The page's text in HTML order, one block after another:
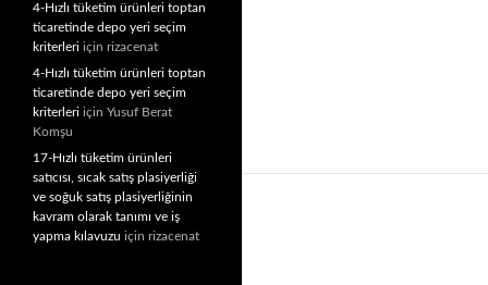
4-Hızlı tüketim ürünleri toptan
ticaretinde depo yeri seçim
kriterleri için rizacenat
4-Hızlı tüketim ürünleri toptan
ticaretinde depo yeri seçim
kriterleri için Yusuf Berat
Komşu
17-Hızlı tüketim ürünleri
satıcısı, sıcak satış plasiyerliği
ve soğuk satış plasiyerliğinin
kavram olarak tanımı ve iş
yapma kılavuzu için rizacenat